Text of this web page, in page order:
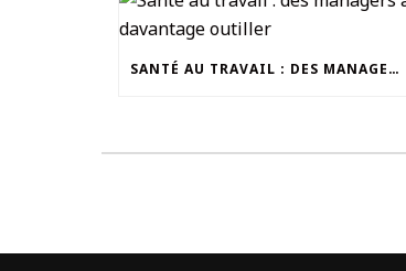
SANTÉ AU TRAVAIL : DES MANAGERS À DAVANTAGE OUTILLER